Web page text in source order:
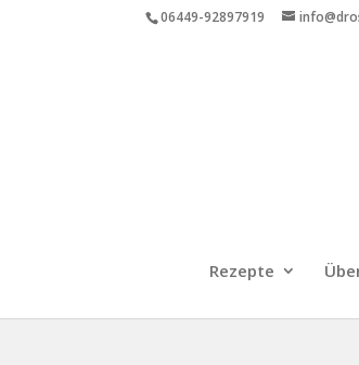
06449-92897919
Rezepte